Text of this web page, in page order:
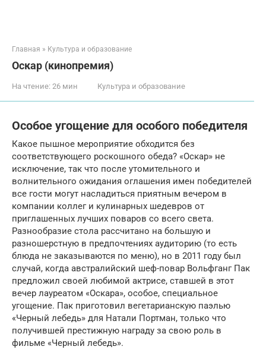
Главная » Культура и образование
Оскар (кинопремия)
На чтение: 26 мин Культура и образование
Особое угощение для особого победителя
Какое пышное мероприятие обходится без
соответствующего роскошного обеда? «Оскар» не
исключение, так что после утомительного и
волнительного ожидания оглашения имен победителей
все гости могут насладиться приятным вечером в
компании коллег и кулинарных шедевров от
приглашенных лучших поваров со всего света.
Разнообразие стола рассчитано на большую и
разношерстную в предпочтениях аудиторию (то есть
блюда не заказываются по меню), но в 2011 году был
случай, когда австралийский шеф-повар Вольфганг Пак
предложил своей любимой актрисе, ставшей в этот
вечер лауреатом «Оскара», особое, специальное
угощение. Пак приготовил вегетарианскую паэлью
«Черный лебедь» для Натали Портман, только что
получившей престижную награду за свою роль в
фильме «Черный лебедь».